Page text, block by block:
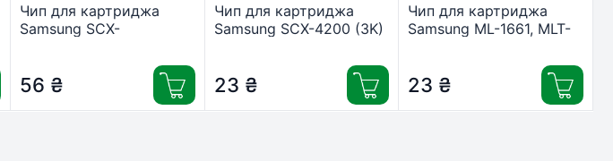
Чип для картриджа
Samsung SCX-
56 ₴
Чип для картриджа
Samsung SCX-4200 (3K)
23 ₴
Чип для картриджа
Samsung ML-1661, MLT-
23 ₴